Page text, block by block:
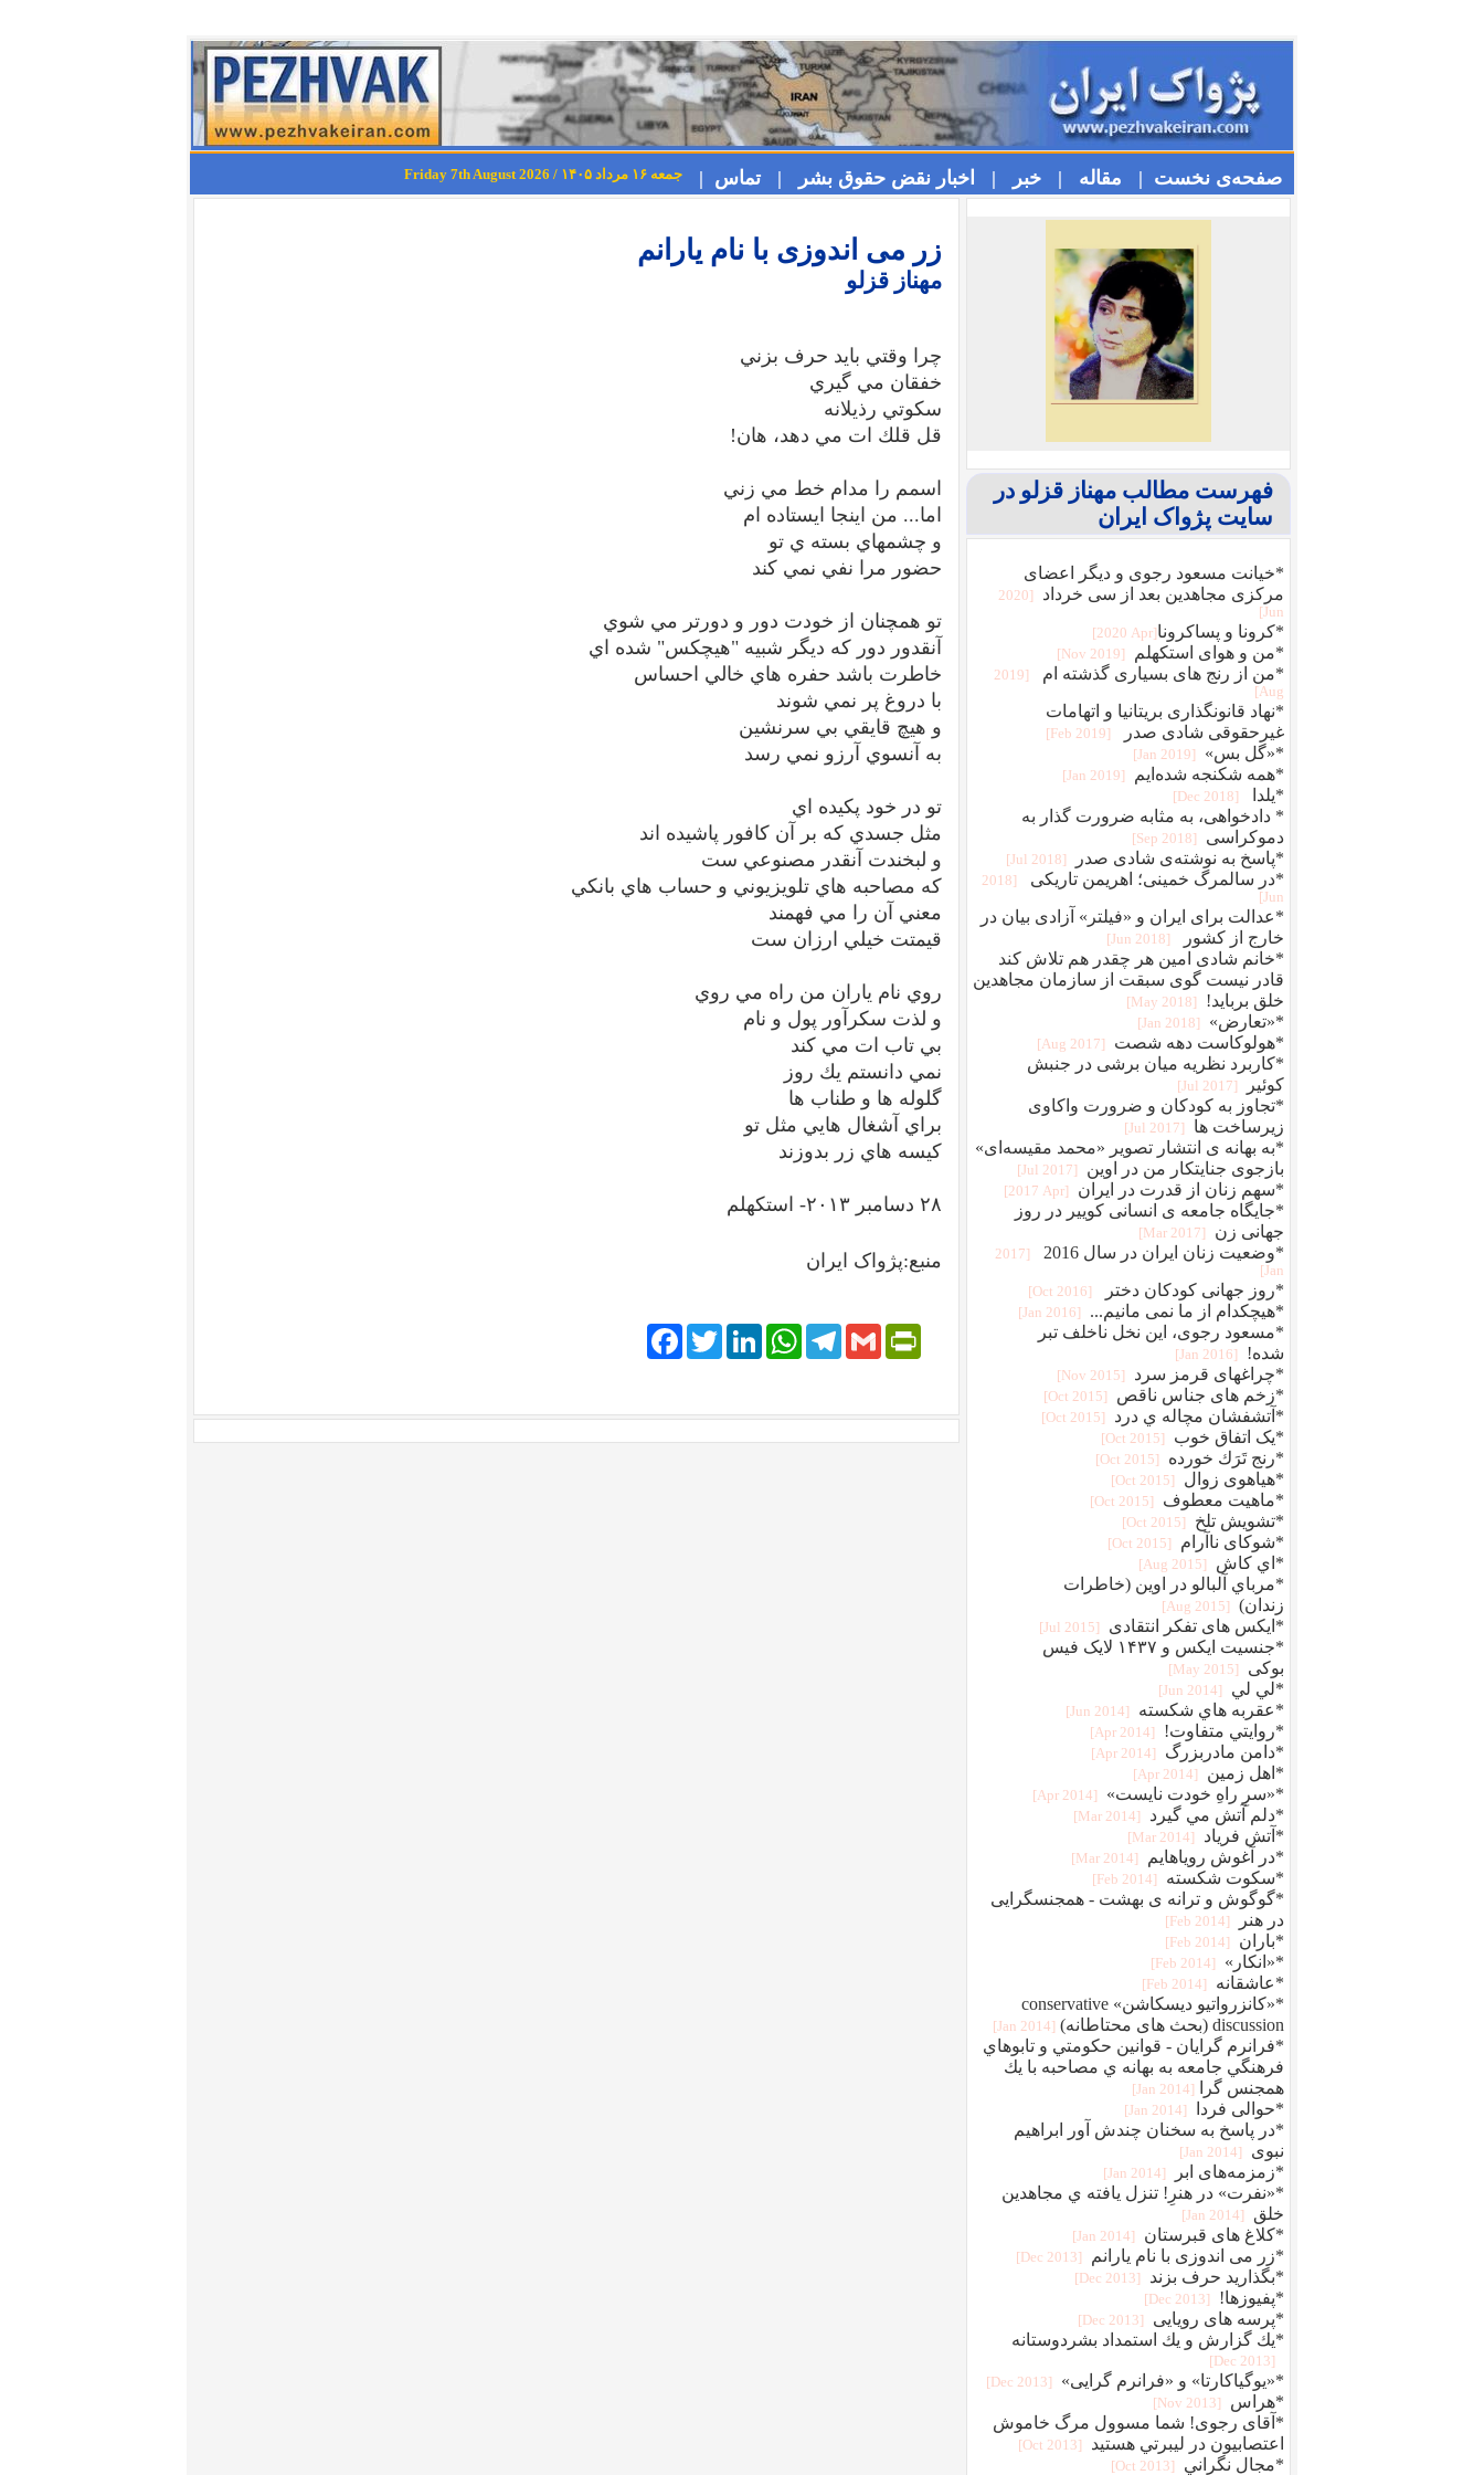
صفحه‌ی نخست | مقاله | خبر | اخبار نقض حقوق بشر | تماس | جمعه ۱۶ مرداد ۱۴۰۵ / Friday 7th August 2026
زر می اندوزی با نام یارانم
مهناز قزلو
چرا وقتي بايد حرف بزني
خفقان مي گيري
سكوتي رذيلانه
قل قلك ات مي دهد، هان!
اسمم را مدام خط مي زني
اما... من اينجا ايستاده ام
و چشمهاي بسته ي تو
حضور مرا نفي نمي كند
تو همچنان از خودت دور و دورتر مي شوي
آنقدور دور كه ديگر شبيه "هيچكس" شده اي
خاطرت باشد حفره هاي خالي احساس
با دروغ پر نمي شوند
و هيچ قايقي بي سرنشين
به آنسوي آرزو نمي رسد
تو در خود پكيده اي
مثل جسدي كه بر آن كافور پاشيده اند
و لبخندت آنقدر مصنوعي ست
كه مصاحبه هاي تلويزيوني و حساب هاي بانكي
معني آن را مي فهمند
قيمتت خيلي ارزان ست
روي نام ياران من راه مي روي
و لذت سكرآور پول و نام
بي تاب ات مي كند
نمي دانستم يك روز
گلوله ها و طناب ها
براي آشغال هايي مثل تو
كيسه هاي زر بدوزند
٢٨ دسامبر ٢٠١٣- استكهلم
منبع:پژواک ایران
FacebookTwitterLinkedIn
WhatsAppTelegramGmail
PrintFriendly
فهرست مطالب مهناز قزلو در
سایت پژواک ایران
*خیانت مسعود رجوی و دیگر اعضای
مرکزی مجاهدین بعد از سی خرداد
[2020
Jun]
*کرونا و پساکرونا‎[2020 Apr]
*من و هوای استکهلم [2019 Nov]
*من از رنج هاى بسيارى گذشته ام
[2019
Aug]
*نهاد قانونگذاری بریتانیا و اتهامات
غیرحقوقی شادی صدر
[2019 Feb]
*«گل بس» [2019 Jan]
*همه شکنجه شده‌ایم [2019 Jan]
*یلدا [2018 Dec]
* دادخواهی، به مثابه ضرورت گذار به
دموکراسی
[2018 Sep]
*پاسخ به نوشته‌ی شادی صدر [2018 Jul]
*در سالمرگ خمینی؛ اهریمن تاریکی
[2018
Jun]
*عدالت برای ایران و «فیلتر» آزادی بیان در
خارج از کشور
[2018 Jun]
*خانم شادی امین هر چقدر هم تلاش کند
قادر نیست گوی سبقت از سازمان مجاهدین
خلق برباید!
[2018 May]
*«تعارض» [2018 Jan]
*هولوکاست دهه شصت [2017 Aug]
*کاربرد نظریه میان برشی در جنبش
کوئیر
[2017 Jul]
*تجاوز به کودکان و ضرورت واکاوی
زیرساخت ها
[2017 Jul]
*به بهانه ی انتشار تصویر «محمد مقیسه‌ای»
بازجوی جنایتکار من در اوین
[2017 Jul]
*سهم زنان از قدرت در ایران ‏ ‏‎ [2017 Apr]
*جایگاه جامعه ی انسانی کوییر در روز
جهانی زن
[2017 Mar]
*وضعیت زنان ایران در سال 2016‏
[2017
Jan]
*روز جهانی کودکان دختر [2016 Oct]
*هیچکدام از ما نمی مانیم... [2016 Jan]
*مسعود رجوی، این نخل ناخلف تبر
شده!
[2016 Jan]
*چراغهای قرمز سرد [2015 Nov]
*زخم های جناس ناقص [2015 Oct]
*آتشفشان مچاله ي درد [2015 Oct]
*یک اتفاق خوب [2015 Oct]
*رنج تَرَك خورده [2015 Oct]
*هیاهوی زوال [2015 Oct]
*ماهیت معطوف [2015 Oct]
*تشویش تلخ [2015 Oct]
*شوکای ناآرام [2015 Oct]
*اي كاش [2015 Aug]
*مرباي آلبالو در اوين (خاطرات
زندان)
[2015 Aug]
*ایکس های تفکر انتقادی [2015 Jul]
*جنسیت ایکس و ۱۴۳۷ لایک فیس
بوکی
[2015 May]
*لي لي [2014 Jun]
*عقربه هاي شكسته [2014 Jun]
*روايتي متفاوت! [2014 Apr]
*دامن مادربزرگ [2014 Apr]
*اهل زمين [2014 Apr]
*«سرِ راهِ خودت نایست» [2014 Apr]
*دلم آتش مي گيرد [2014 Mar]
*آتش فریاد [2014 Mar]
*در آغوش روياهايم [2014 Mar]
*سکوت شکسته [2014 Feb]
*گوگوش و ترانه ی بهشت - همجنسگرایی
در هنر
[2014 Feb]
*باران [2014 Feb]
*«انکار» [2014 Feb]
*عاشقانه [2014 Feb]
*«كانزرواتيو ديسكاشن» conservative
discussion (بحث های محتاطانه)
[2014 Jan]
*فرانرم گرايان - قوانين حكومتي و تابوهاي
فرهنگي جامعه به بهانه ي مصاحبه با يك
همجنس گرا
[2014 Jan]
*حوالی فردا [2014 Jan]
*در پاسخ به سخنان چندش آور ابراهیم
نبوی
[2014 Jan]
*زمزمه‌های ابر [2014 Jan]
*«نفرت» در هنرِ! تنزل يافته ي مجاهدين
خلق
[2014 Jan]
*کلاغ های قبرستان [2014 Jan]
*زر می اندوزی با نام یارانم [2013 Dec]
*بگذارید حرف بزند [2013 Dec]
*پفيوزها! [2013 Dec]
*پرسه های رویایی [2013 Dec]
*يك گزارش و يك استمداد بشردوستانه
[2013 Dec]
*«یوگیاکارتا» و «فرانرم گرایی» [2013 Dec]
*هراس [2013 Nov]
*آقای رجوی! شما مسوول مرگ خاموش
اعتصابيون در ليبرتي هستید
[2013 Oct]
*مجال نگراني [2013 Oct]